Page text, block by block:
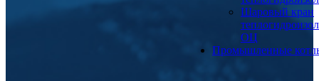
Шаровый кран
ОЦ
Промышленные